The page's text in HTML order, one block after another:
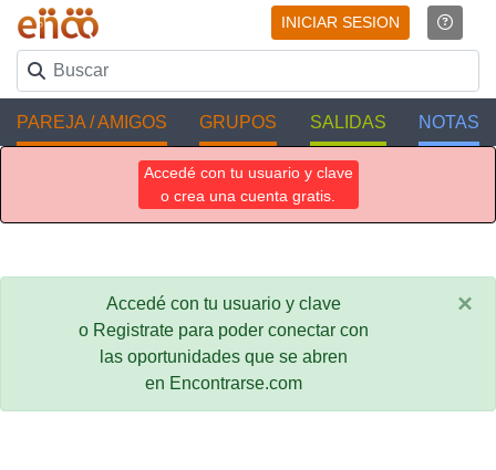
INICIAR SESION
PAREJA / AMIGOS GRUPOS SALIDAS NOTAS
Accedé con tu usuario y clave
o crea una cuenta gratis.
Accedé con tu usuario y clave
o Registrate para poder conectar con
las oportunidades que se abren
en Encontrarse.com
×